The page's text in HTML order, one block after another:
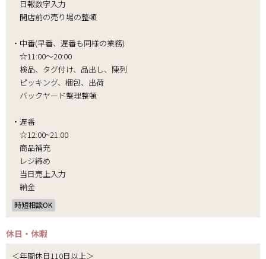
日報数字入力
開店前の売り場の整頓
・中番(早番、遅番も同様の業務)
☆11:00～20:00
検品、タグ付け、品出し、陳列
ピッキング、梱包、出荷
バックヤード整理整頓
・遅番
☆12:00~21:00
商品補充
レジ締め
当日売上入力
納金
時短相談OK
休日・休暇
＜年間休日110日以上＞